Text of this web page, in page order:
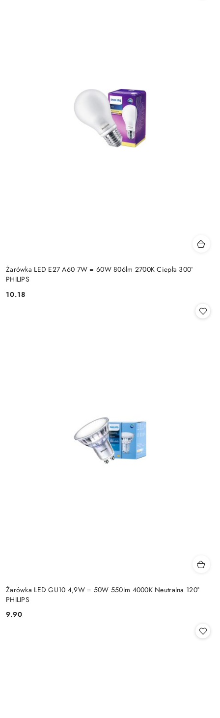
Żarówka LED E27 A60 7W = 60W 806lm 2700K Ciepła 300°
PHILIPS
Cena:
10.18
Żarówka LED GU10 4,9W = 50W 550lm 4000K Neutralna 120°
PHILIPS
Cena:
9.90